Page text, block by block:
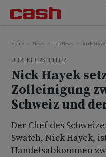
Home News Top News Nick
UHRENHERSTELLER
Nick Hayek
Zolleinigung
Schweiz und
Der Chef des
Swatch, Nick Hayek,
Handelsabkommen